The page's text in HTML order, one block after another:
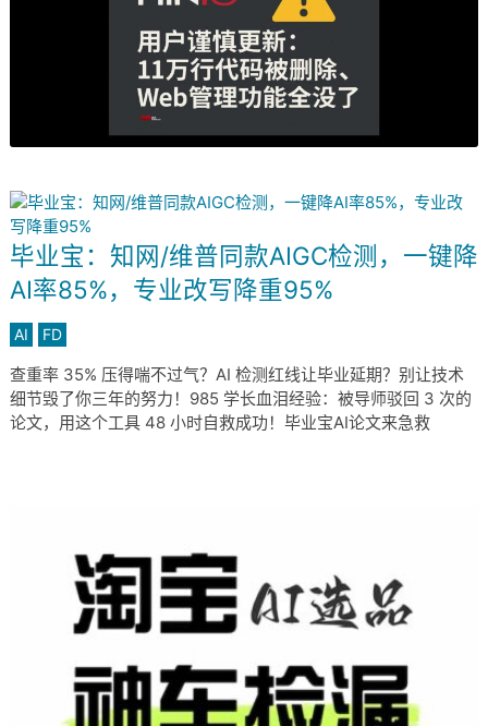
毕业宝：知网/维普同款AIGC检测，一键降
AI率85%，专业改写降重95%
AI FD
查重率 35% 压得喘不过气？AI 检测红线让毕业延期？别让技术
细节毁了你三年的努力！985 学长血泪经验：被导师驳回 3 次的
论文，用这个工具 48 小时自救成功！毕业宝AI论文来急救